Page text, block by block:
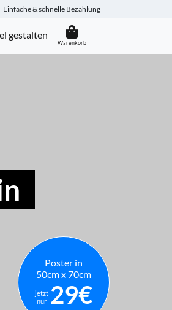
Einfache & schnelle Bezahlung
gestalten
Poster in
50cm x 70cm
jetzt
nur 29€